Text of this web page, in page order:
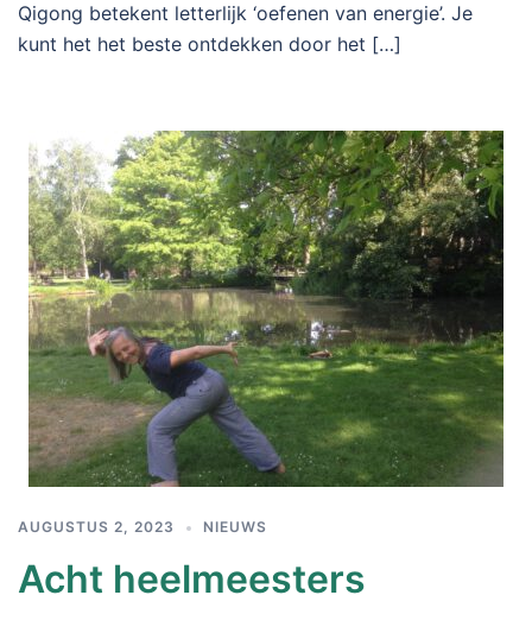
Qigong betekent letterlijk ‘oefenen van energie’. Je
kunt het het beste ontdekken door het […]
AUGUSTUS 2, 2023 NIEUWS
Acht heelmeesters